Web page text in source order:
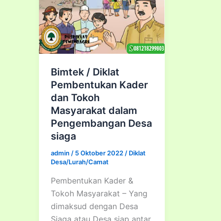
Bimtek / Diklat
Pembentukan Kader
dan Tokoh
Masyarakat dalam
Pengembangan Desa
siaga
admin / 5 Oktober 2022 / Diklat
Desa/Lurah/Camat
Pembentukan Kader &
Tokoh Masyarakat – Yang
dimaksud dengan Desa
Siaga atau Desa siap antar